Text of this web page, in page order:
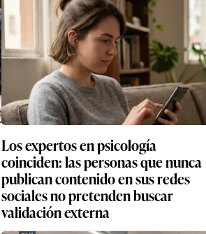
Los expertos en psicología
coinciden: las personas que nunca
publican contenido en sus redes
sociales no pretenden buscar
validación externa